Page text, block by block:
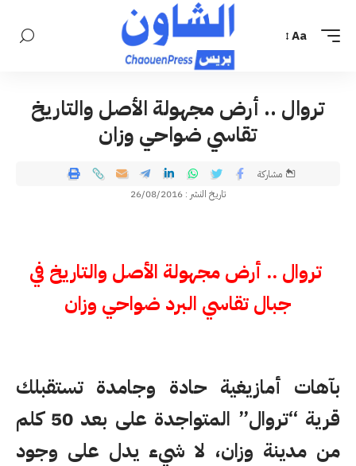
Aa
تروال .. أرض مجهولة الأصل والتاريخ
تقاسي ضواحي وزان
تاريخ النشر : 26/08/2016
مشاركة
تروال .. أرض مجهولة الأصل والتاريخ في
جبال تقاسي البرد ضواحي وزان
بآهات أمازيغية حادة وجامدة تستقبلك
قرية “تروال” المتواجدة على بعد 50 كلم
من مدينة وزان، لا شيء يدل على وجود